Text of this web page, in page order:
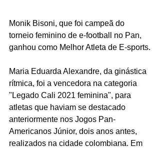
Monik Bisoni, que foi campeã do
torneio feminino de e-football no Pan,
ganhou como Melhor Atleta de E-sports.
Maria Eduarda Alexandre, da ginástica
rítmica, foi a vencedora na categoria
"Legado Cali 2021 feminina", para
atletas que haviam se destacado
anteriormente nos Jogos Pan-
Americanos Júnior, dois anos antes,
realizados na cidade colombiana. Em